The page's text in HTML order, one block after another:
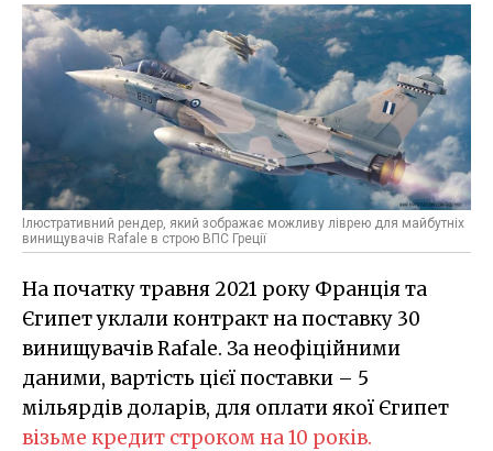
Ілюстративний рендер, який зображає можливу ліврею для майбутніх
винищувачів Rafale в строю ВПС Греції
На початку травня 2021 року Франція та
Єгипет уклали контракт на поставку 30
винищувачів Rafale. За неофіційними
даними, вартість цієї поставки – 5
мільярдів доларів, для оплати якої Єгипет
візьме кредит строком на 10 років.